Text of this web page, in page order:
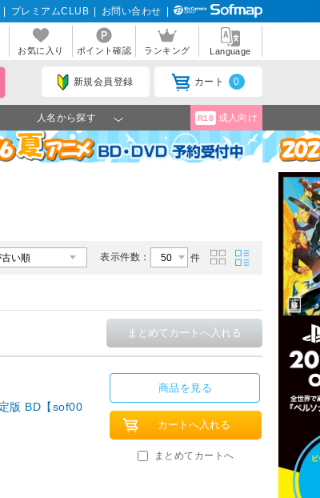
プレミアムCLUB お問い合わせ
お気に入り ポイント確認 ランキング Language
新規会員登録 カート 0
人名から探す R18 成人向け
表示件数： 件
版 BD【sof00
商品を見る
まとめてカートへ